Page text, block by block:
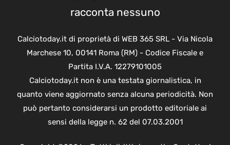
racconta nessuno
Calciotoday.it di proprietà di WEB 365 SRL - Via Nicola
Marchese 10, 00141 Roma (RM) - Codice Fiscale e
Partita I.V.A. 12279101005
Calciotoday.it non è una testata giornalistica, in
quanto viene aggiornato senza alcuna periodicità. Non
può pertanto considerarsi un prodotto editoriale ai
sensi della legge n. 62 del 07.03.2001